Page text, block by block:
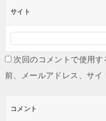
サイト
次回のコメントで使用
前、メールアドレス、サイ
コメント